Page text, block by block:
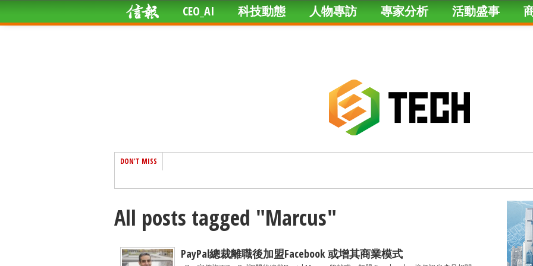
CEO_AI 科技動態 人物專訪 專家分析 活動盛事
DON'T MISS
All posts tagged "Marcus"
PayPal總裁離職後加盟Facebook 或增其商業模式